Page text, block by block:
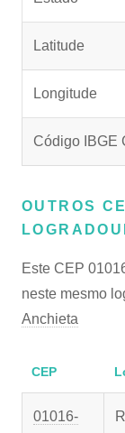
Latitude
Longitude
Código IBGE
OUTROS
Este CEP
neste mesmo
Anchieta
CEP
01016-